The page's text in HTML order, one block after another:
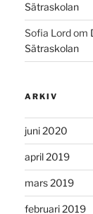
Sätraskolan
Sofia Lordom
Sätraskolan
ARKIV
juni 2020
april 2019
mars 2019
februari 2019